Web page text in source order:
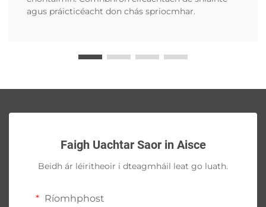
agus práicticéacht don chás spriocmhar.
Faigh Uachtar Saor in Aisce
Beidh ár léiritheoir i dteagmháil leat go luath.
Ríomhphost